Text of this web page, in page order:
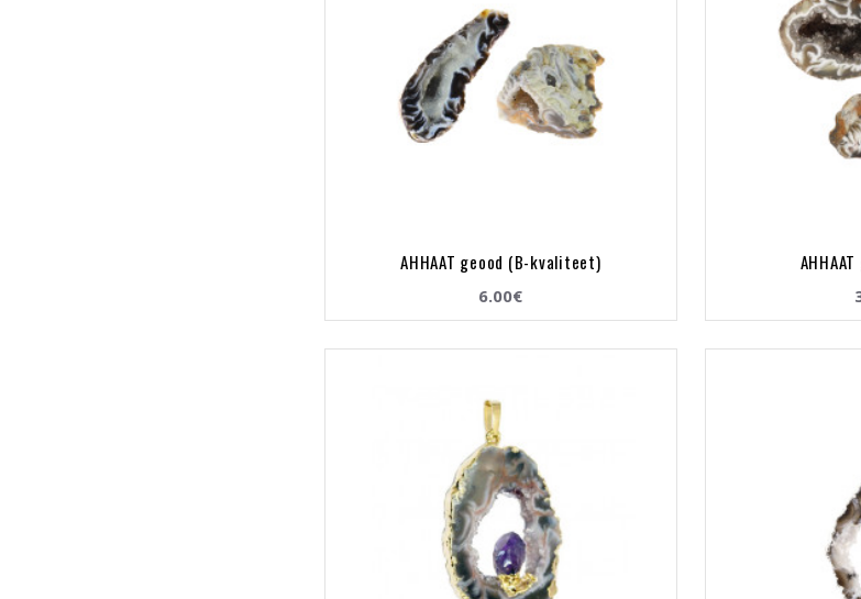
AHHAAT geood (B-kvaliteet)
6.00€